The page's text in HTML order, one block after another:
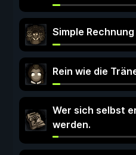
Simple Rechnung
Rein wie die
Wer sich selbst
werden.